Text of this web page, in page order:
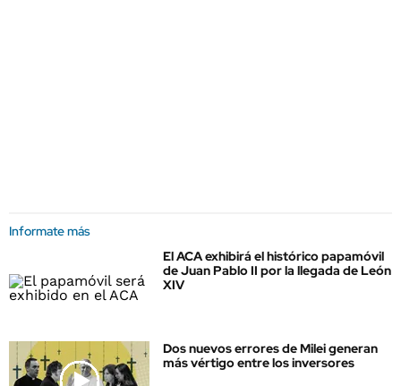
Informate más
El ACA exhibirá el histórico papamóvil
de Juan Pablo II por la llegada de León
XIV
Dos nuevos errores de Milei generan
más vértigo entre los inversores